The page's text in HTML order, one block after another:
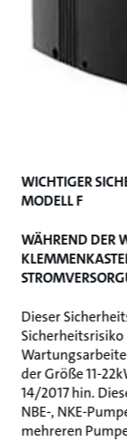
WICHTIGER
MODELL F
WÄHREND DER
Dieser
Sicherheitsrisiko
der Größe 11-
14/2017 hin.
NBE-, NKE-
mehreren